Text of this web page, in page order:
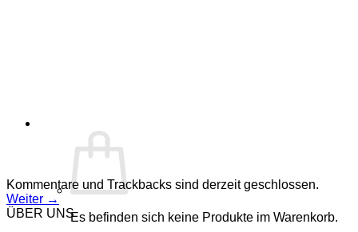
Es befinden sich keine Produkte im Warenkorb.
Kommentare und Trackbacks sind derzeit geschlossen.
Weiter →
ÜBER UNS